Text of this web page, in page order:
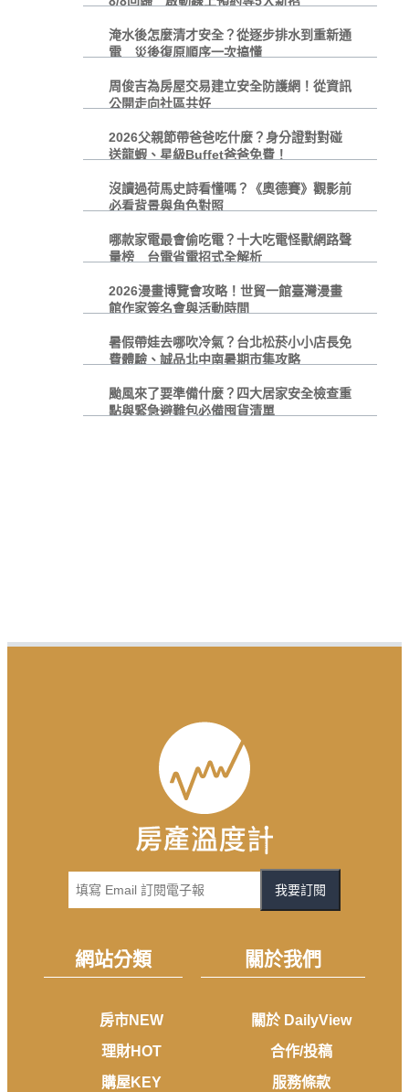
淹水後怎麼清才安全？從逐步排水到重新通
電 災後復原順序一次搞懂
周俊吉為房屋交易建立安全防護網！從資訊
公開走向社區共好
2026父親節帶爸爸吃什麼？身分證對對碰
送龍蝦、星級Buffet爸爸免費！
沒讀過荷馬史詩看懂嗎？《奧德賽》觀影前
必看背景與角色對照
哪款家電最會偷吃電？十大吃電怪獸網路聲
量榜 台電省電招式全解析
2026漫畫博覽會攻略！世貿一館臺灣漫畫
館作家簽名會與活動時間
暑假帶娃去哪吹冷氣？台北松菸小小店長免
費體驗、誠品北中南暑期市集攻略
颱風來了要準備什麼？四大居家安全檢查重
點與緊急避難包必備囤貨清單
我要訂閱
網站分類
房市NEW
理財HOT
購屋KEY
關於我們
關於 DailyView
合作/投稿
服務條款